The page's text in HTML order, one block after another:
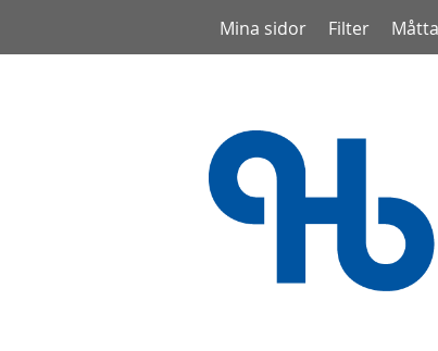
Mina sidor Filter